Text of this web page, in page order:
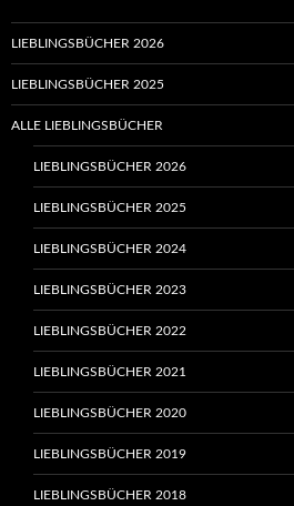
LIEBLINGSBÜCHER 2026
LIEBLINGSBÜCHER 2025
ALLE LIEBLINGSBÜCHER
LIEBLINGSBÜCHER 2026
LIEBLINGSBÜCHER 2025
LIEBLINGSBÜCHER 2024
LIEBLINGSBÜCHER 2023
LIEBLINGSBÜCHER 2022
LIEBLINGSBÜCHER 2021
LIEBLINGSBÜCHER 2020
LIEBLINGSBÜCHER 2019
LIEBLINGSBÜCHER 2018